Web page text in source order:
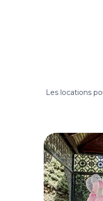
Les locations